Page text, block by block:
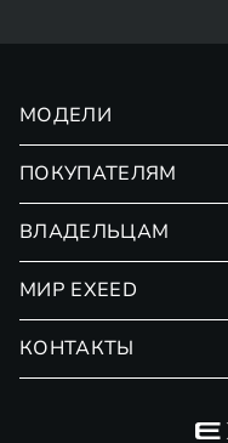
МОДЕЛИ
ПОКУПАТЕЛЯМ
Страхование
ВЛАДЕЛЬЦАМ
Сервис
Помощь на дорогах
МИР EXEED
КОНТАКТЫ